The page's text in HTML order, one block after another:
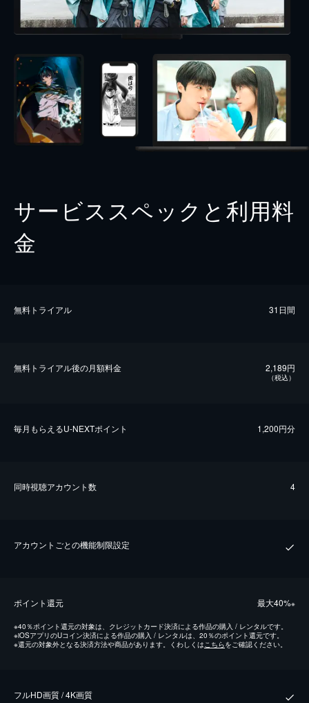
サービススペックと利用料
金
無料トライアル 31日間
無料トライアル後の⽉額料金 2,189円
（税込）
毎⽉もらえるU-NEXTポイント 1,200円分
同時視聴アカウント数 4
アカウントごとの機能制限設定
ポイント還元 最⼤40%※
※40％ポイント還元の対象は、クレジットカード決済による作品の購入 / レンタルです。
※iOSアプリのUコイン決済による作品の購入 / レンタルは、20％のポイント還元です。
※還元の対象外となる決済方法や商品があります。くわしくはこちらをご確認ください。
フルHD画質 / 4K画質